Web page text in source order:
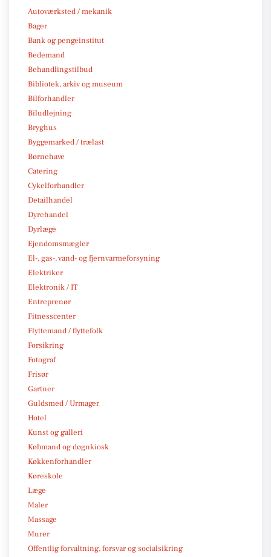
Autoværksted / mekanik
Bager
Bank og pengeinstitut
Bedemand
Behandlingstilbud
Bibliotek, arkiv og museum
Bilforhandler
Biludlejning
Bryghus
Byggemarked / trælast
Børnehave
Catering
Cykelforhandler
Detailhandel
Dyrehandel
Dyrlæge
Ejendomsmægler
El-, gas-, vand- og fjernvarmeforsyning
Elektriker
Elektronik / IT
Entreprenør
Fitnesscenter
Flyttemand / flyttefolk
Forsikring
Fotograf
Frisør
Gartner
Guldsmed / Urmager
Hotel
Kunst og galleri
Købmand og døgnkiosk
Køkkenforhandler
Køreskole
Læge
Maler
Massage
Murer
Offentlig forvaltning, forsvar og socialsikring